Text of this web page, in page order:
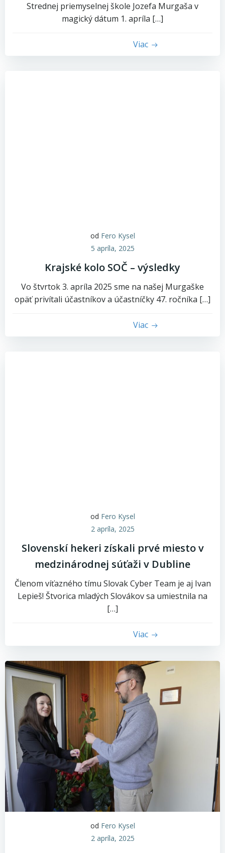
Strednej priemyselnej škole Jozefa Murgaša v
magický dátum 1. apríla […]
Viac
od Fero Kysel
5 apríla, 2025
Krajské kolo SOČ – výsledky
Vo štvrtok 3. apríla 2025 sme na našej Murgaške
opäť privítali účastníkov a účastníčky 47. ročníka […]
Viac
od Fero Kysel
2 apríla, 2025
Slovenskí hekeri získali prvé miesto v
medzinárodnej súťaži v Dubline
Členom víťazného tímu Slovak Cyber Team je aj Ivan
Lepieš! Štvorica mladých Slovákov sa umiestnila na
[…]
Viac
od Fero Kysel
2 apríla, 2025